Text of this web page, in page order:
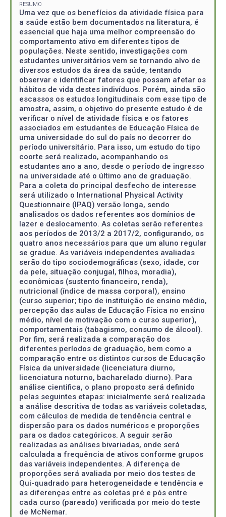
RESUMO
Uma vez que os benefícios da atividade física para
a saúde estão bem documentados na literatura, é
essencial que haja uma melhor compreensão do
comportamento ativo em diferentes tipos de
populações. Neste sentido, investigações com
estudantes universitários vem se tornando alvo de
diversos estudos da área da saúde, tentando
observar e identificar fatores que possam afetar os
hábitos de vida destes indivíduos. Porém, ainda são
escassos os estudos longitudinais com esse tipo de
amostra, assim, o objetivo do presente estudo é de
verificar o nível de atividade física e os fatores
associados em estudantes de Educação Física de
uma universidade do sul do país no decorrer do
período universitário. Para isso, um estudo do tipo
coorte será realizado, acompanhando os
estudantes ano a ano, desde o período de ingresso
na universidade até o último ano de graduação.
Para a coleta do principal desfecho de interesse
será utilizado o International Physical Activity
Questionnaire (IPAQ) versão longa, sendo
analisados os dados referentes aos domínios de
lazer e deslocamento. As coletas serão referentes
aos períodos de 2013/2 a 2017/2, configurando, os
quatro anos necessários para que um aluno regular
se gradue. As variáveis independentes avaliadas
serão do tipo sociodemográficas (sexo, idade, cor
da pele, situação conjugal, filhos, moradia),
econômicas (sustento financeiro, renda),
nutricional (índice de massa corporal), ensino
(curso superior; tipo de instituição de ensino médio,
percepção das aulas de Educação Física no ensino
médio, nível de motivação com o curso superior),
comportamentais (tabagismo, consumo de álcool).
Por fim, será realizada a comparação dos
diferentes períodos de graduação, bem como a
comparação entre os distintos cursos de Educação
Física da universidade (licenciatura diurno,
licenciatura noturno, bacharelado diurno). Para
análise cientifica, o plano proposto será definido
pelas seguintes etapas: inicialmente será realizada
a análise descritiva de todas as variáveis coletadas,
com cálculos de medida de tendência central e
dispersão para os dados numéricos e proporções
para os dados categóricos. A seguir serão
realizadas as análises bivariadas, onde será
calculada a frequência de ativos conforme grupos
das variáveis independentes. A diferença de
proporções será avaliada por meio dos testes de
Qui-quadrado para heterogeneidade e tendência e
as diferenças entre as coletas pré e pós entre
cada curso (pareado) verificada por meio do teste
de McNemar.